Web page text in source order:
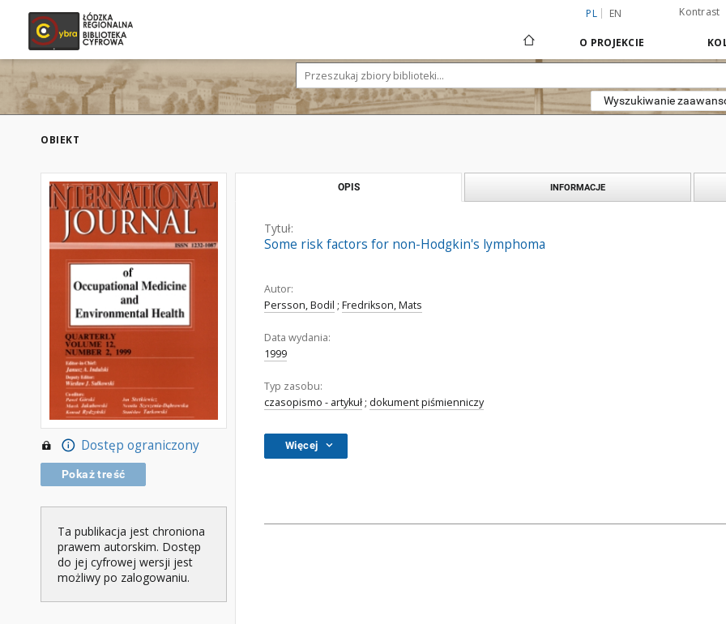
PL EN Kontrast
O PROJEKCIE
Wyszukiwanie
OBIEKT
Dostęp ograniczony
Pokaż treść
Ta publikacja jest chroniona
prawem autorskim. Dostęp
do jej cyfrowej wersji jest
możliwy po zalogowaniu.
OPIS INFORMACJE
Tytuł:
Some risk factors for non-Hodgkin's lymphoma
Autor:
Persson, Bodil ; Fredrikson, Mats
Data wydania:
1999
Typ zasobu:
czasopismo - artykuł ; dokument piśmienniczy
Więcej